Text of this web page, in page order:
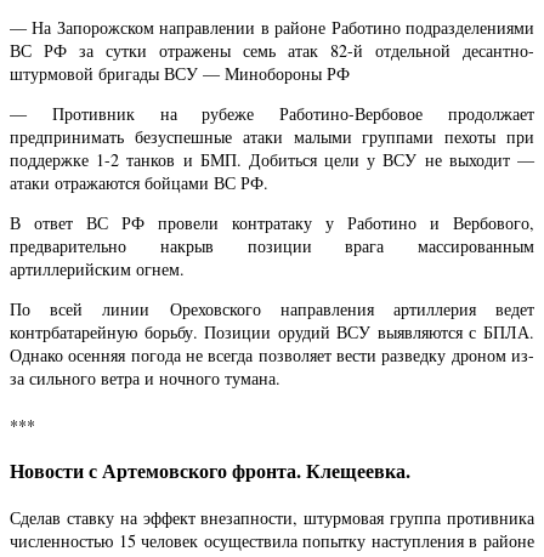
— На Запорожском направлении в районе Работино подразделениями
ВС РФ за сутки отражены семь атак 82-й отдельной десантно-
штурмовой бригады ВСУ — Минобороны РФ
— Противник на рубеже Работино-Вербовое продолжает
предпринимать безуспешные атаки малыми группами пехоты при
поддержке 1-2 танков и БМП. Добиться цели у ВСУ не выходит —
атаки отражаются бойцами ВС РФ.
В ответ ВС РФ провели контратаку у Работино и Вербового,
предварительно накрыв позиции врага массированным
артиллерийским огнем.
По всей линии Ореховского направления артиллерия ведет
контрбатарейную борьбу. Позиции орудий ВСУ выявляются с БПЛА.
Однако осенняя погода не всегда позволяет вести разведку дроном из-
за сильного ветра и ночного тумана.
***
Новости с Артемовского фронта. Клещеевка.
Сделав ставку на эффект внезапности, штурмовая группа противника
численностью 15 человек осуществила попытку наступления в районе